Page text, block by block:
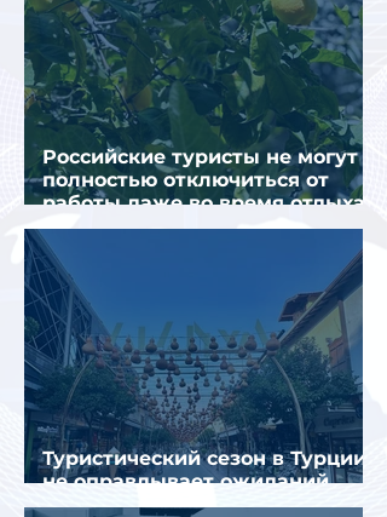
Российские туристы не могут
полностью отключиться от
работы даже во время отдыха
в Турции
Туристический сезон в Турции
не оправдывает ожиданий
отрасли